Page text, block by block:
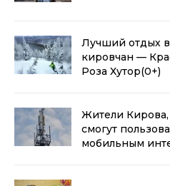
Лучший отдых
кировчан —
Роза Хутор(0+)
Жители
смогут
мобильным